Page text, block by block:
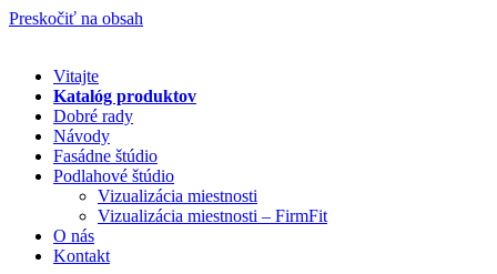
Preskočiť na obsah
Vitajte
Katalóg produktov
Dobré rady
Návody
Fasádne štúdio
Podlahové štúdio
Vizualizácia miestnosti
Vizualizácia miestnosti – FirmFit
O nás
Kontakt